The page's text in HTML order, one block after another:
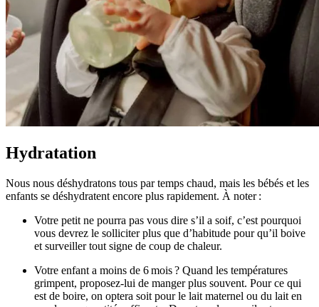
Hydratation
Nous nous déshydratons tous par temps chaud, mais les bébés et les
enfants se déshydratent encore plus rapidement. À noter :
Votre petit ne pourra pas vous dire s’il a soif, c’est pourquoi
vous devrez le solliciter plus que d’habitude pour qu’il boive
et surveiller tout signe de coup de chaleur.
Votre enfant a moins de 6 mois ? Quand les températures
grimpent, proposez-lui de manger plus souvent. Pour ce qui
est de boire, on optera soit pour le lait maternel ou du lait en